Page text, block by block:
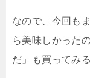
なので、今回も
ら美味しかった
だ」も買ってみ